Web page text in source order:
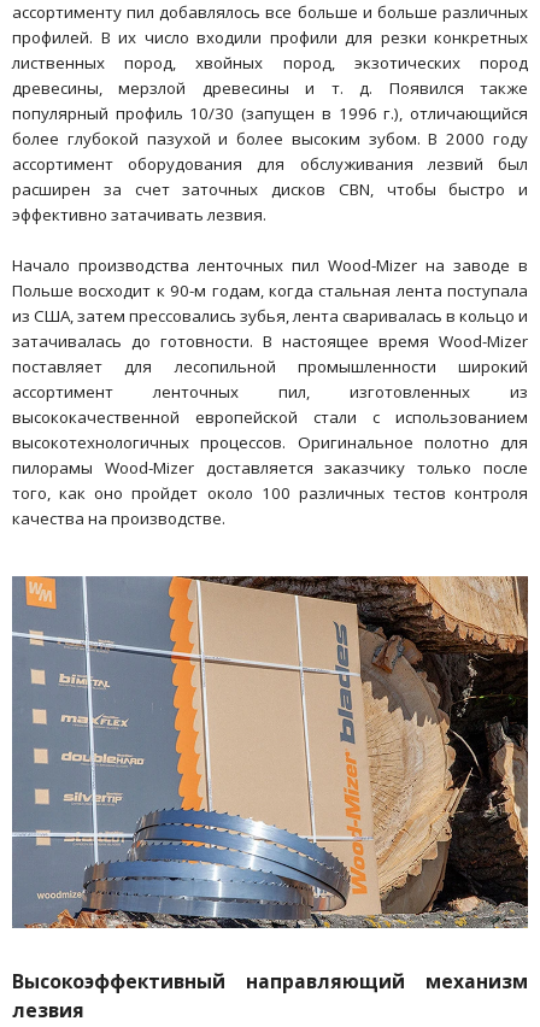
ассортименту пил добавлялось все больше и больше различных
профилей. В их число входили профили для резки конкретных
лиственных пород, хвойных пород, экзотических пород
древесины, мерзлой древесины и т. д. Появился также
популярный профиль 10/30 (запущен в 1996 г.), отличающийся
более глубокой пазухой и более высоким зубом. В 2000 году
ассортимент оборудования для обслуживания лезвий был
расширен за счет заточных дисков CBN, чтобы быстро и
эффективно затачивать лезвия.
Начало производства ленточных пил Wood-Mizer на заводе в
Польше восходит к 90-м годам, когда стальная лента поступала
из США, затем прессовались зубья, лента сваривалась в кольцо и
затачивалась до готовности. В настоящее время Wood-Mizer
поставляет для лесопильной промышленности широкий
ассортимент ленточных пил, изготовленных из
высококачественной европейской стали с использованием
высокотехнологичных процессов. Оригинальное полотно для
пилорамы Wood-Mizer доставляется заказчику только после
того, как оно пройдет около 100 различных тестов контроля
качества на производстве.
Высокоэффективный направляющий механизм
лезвия